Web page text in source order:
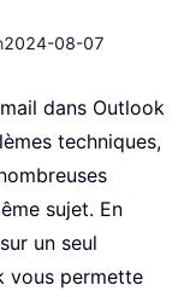
2024-08-07
dans Outlook
techniques,
sujet. En
un seul
vous permette